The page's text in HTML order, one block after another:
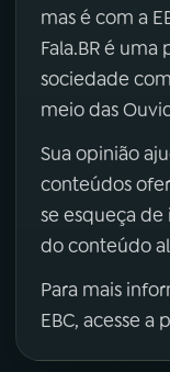
mas é com a
Fala.BR é
sociedade
meio das
Sua opinião
conteúdos
se esqueça de
do conteúdo
Para mais
EBC, acesse a